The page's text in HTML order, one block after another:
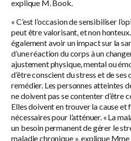
explique M. Book.
« C’est l’occasion de sensibiliser
peut être valorisant, et non
également avoir un impact sur la
d’une réaction du corps à un
ajustement physique, mental ou
d’être conscient du stress et de ses
remédier. Les personnes atteintes
ne doivent pas se contenter d’être
Elles doivent en trouver la cause et
nécessaires pour l’atténuer. « La
un besoin permanent de gérer le
maladie chronique », explique